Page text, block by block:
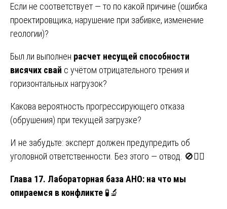
Если не соответствует — то по какой причине (ошибка
проектировщика, нарушение при забивке, изменение
геологии)?
Был ли выполнен расчет несущей способности
висячих свай с учётом отрицательного трения и
горизонтальных нагрузок?
Какова вероятность прогрессирующего отказа
(обрушения) при текущей загрузке?
И не забудьте: эксперт должен предупредить об
уголовной ответственности. Без этого — отвод. 🚫👨‍⚖️
Глава 17. Лабораторная база АНО: на что мы
опираемся в конфликте 🧪🔬